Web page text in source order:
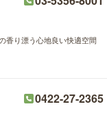
香り漂う心地良い快適空間
0422-27-2365